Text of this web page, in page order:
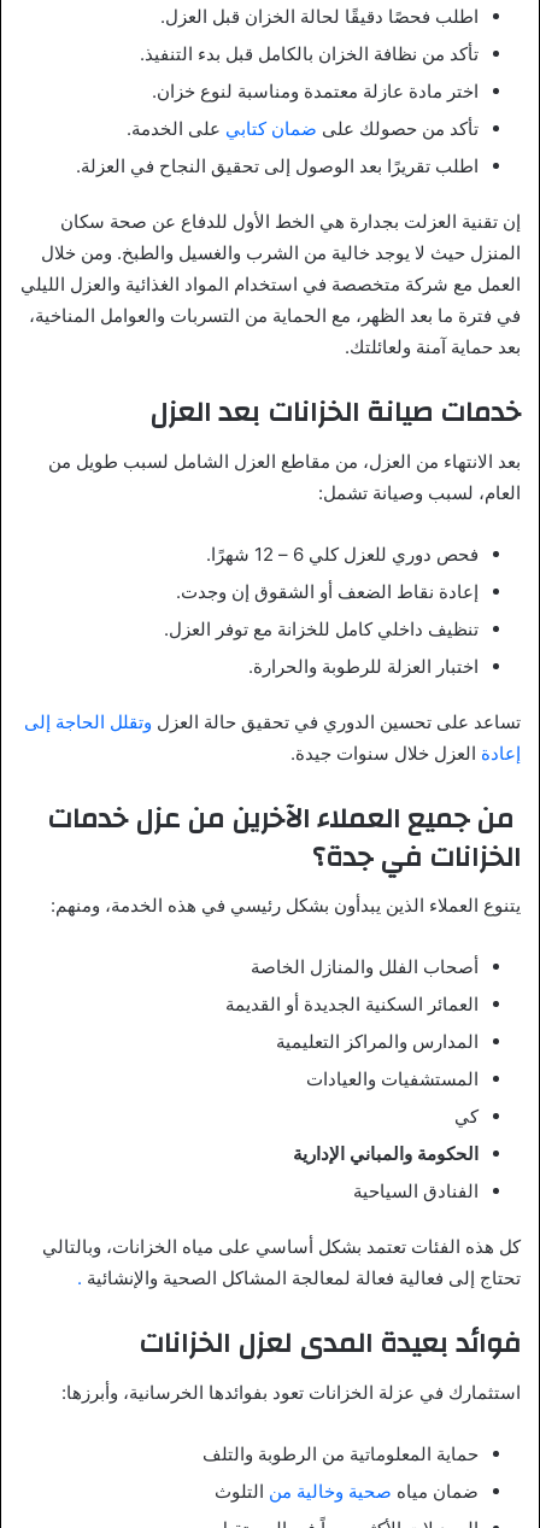
اطلب فحصًا دقيقًا لحالة الخزان قبل العزل.
تأكد من نظافة الخزان بالكامل قبل بدء التنفيذ.
اختر مادة عازلة معتمدة ومناسبة لنوع خزان.
تأكد من حصولك على ضمان كتابي على الخدمة.
اطلب تقريرًا بعد الوصول إلى تحقيق النجاح في العزلة.
إن تقنية العزلت بجدارة هي الخط الأول للدفاع عن صحة سكان
المنزل حيث لا يوجد خالية من الشرب والغسيل والطبخ. ومن خلال
العمل مع شركة متخصصة في استخدام المواد الغذائية والعزل الليلي
في فترة ما بعد الظهر، مع الحماية من التسربات والعوامل المناخية،
بعد حماية آمنة ولعائلتك.
خدمات صيانة الخزانات بعد العزل
بعد الانتهاء من العزل، من مقاطع العزل الشامل لسبب طويل من
العام، لسبب وصيانة تشمل:
فحص دوري للعزل كلي 6 – 12 شهرًا.
إعادة نقاط الضعف أو الشقوق إن وجدت.
تنظيف داخلي كامل للخزانة مع توفر العزل.
اختبار العزلة للرطوبة والحرارة.
تساعد على تحسين الدوري في تحقيق حالة العزل وتقلل الحاجة إلى
إعادة العزل خلال سنوات جيدة.
من جميع العملاء الآخرين من عزل خدمات
الخزانات في جدة؟
يتنوع العملاء الذين يبدأون بشكل رئيسي في هذه الخدمة، ومنهم:
أصحاب الفلل والمنازل الخاصة
العمائر السكنية الجديدة أو القديمة
المدارس والمراكز التعليمية
المستشفيات والعيادات
كي
الحكومة والمباني الإدارية
الفنادق السياحية
كل هذه الفئات تعتمد بشكل أساسي على مياه الخزانات، وبالتالي
تحتاج إلى فعالية فعالة لمعالجة المشاكل الصحية والإنشائية .
فوائد بعيدة المدى لعزل الخزانات
استثمارك في عزلة الخزانات تعود بفوائدها الخرسانية، وأبرزها:
حماية المعلوماتية من الرطوبة والتلف
ضمان مياه صحية وخالية من التلوث